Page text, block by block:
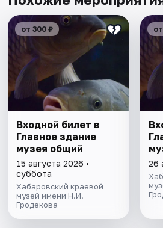
от 300 ₽
Входной билет в
Главное здание
музея общий
15 августа 2026 •
суббота
Хабаровский краевой
музей имени Н.И.
Гродекова
26